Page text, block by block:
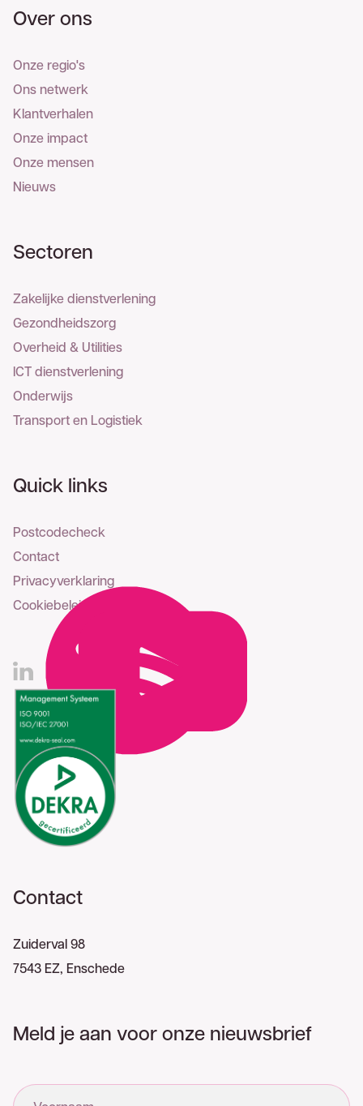
Over ons
Onze regio's
Ons netwerk
Klantverhalen
Onze impact
Onze mensen
Nieuws
Sectoren
Zakelijke dienstverlening
Gezondheidszorg
Overheid & Utilities
ICT dienstverlening
Onderwijs
Transport en Logistiek
Quick links
Postcodecheck
Contact
Privacyverklaring
Cookiebeleid
Contact
Zuiderval 98
7543 EZ, Enschede
Meld je aan voor onze nieuwsbrief